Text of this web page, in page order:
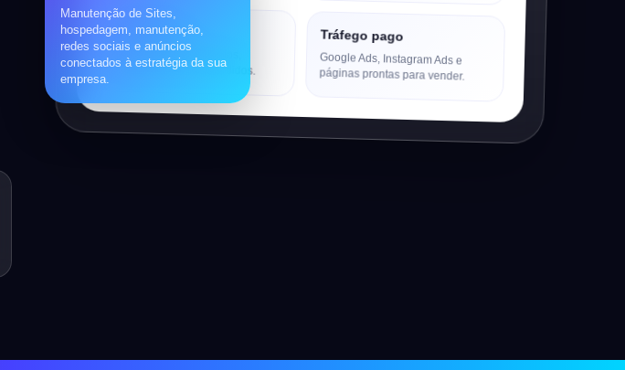
Loja virtual
WooCommerce, produtos,
pagamentos, frete e pedidos.
Tráfego pago
Google Ads, Instagram Ads e
páginas prontas para vender.
Manutenção de Sites,
hospedagem, manutenção,
redes sociais e anúncios
conectados à estratégia da sua
empresa.